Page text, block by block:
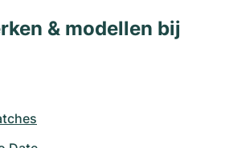
& modellen bij